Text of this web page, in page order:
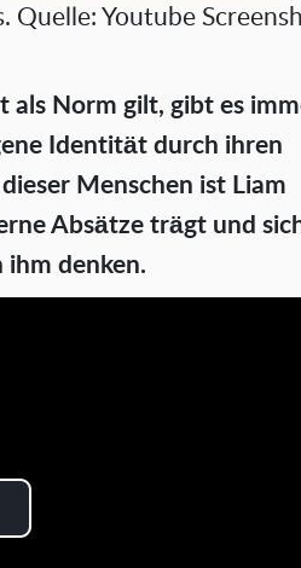
Quelle: Youtube
als Norm gilt, gibt es
Identität durch ihren
Menschen ist Liam
Absätze trägt und
ihm denken.